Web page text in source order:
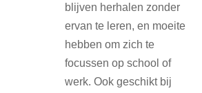
blijven herhalen zonder
ervan te leren, en moeite
hebben om zich te
focussen op school of
werk. Ook geschikt bij